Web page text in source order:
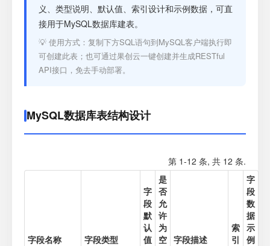
接口测试
义、类型说明、默认值、索引设计和示例数据，可直
接用于MySQL数据库建表。
💡 使用方式：复制下方SQL语句到MySQL客户端执行即
可创建此表；也可通过果创云一键创建并生成RESTful
API接口，免去手动部署。
MySQL数据库表结构设计
第 1-12 条, 共 12 条.
字段名称 字段类型
字
段
默
认
值
是
否
允
许
为
空 字段描述
索
引
字
段
数
据
示
例